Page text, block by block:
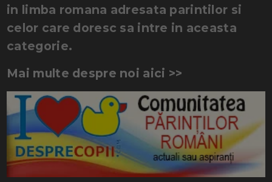
in limba romana adresata parintilor si
celor care doresc sa intre in aceasta
categorie.
Mai multe despre noi aici >>